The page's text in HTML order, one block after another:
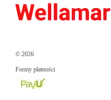
© 2026
Formy płatności